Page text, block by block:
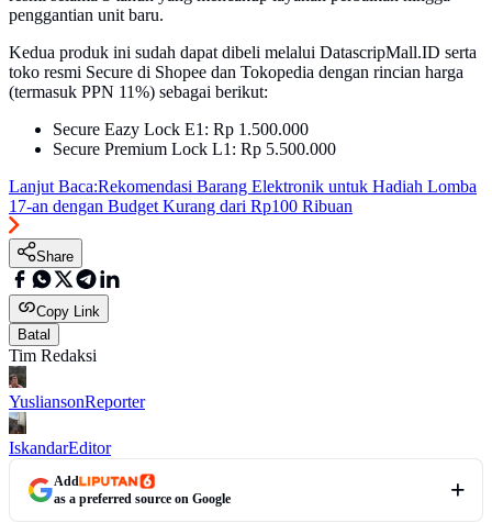
penggantian unit baru.
Kedua produk ini sudah dapat dibeli melalui DatascripMall.ID serta
toko resmi Secure di Shopee dan Tokopedia dengan rincian harga
(termasuk PPN 11%) sebagai berikut:
Secure Eazy Lock E1: Rp 1.500.000
Secure Premium Lock L1: Rp 5.500.000
Lanjut Baca:Rekomendasi Barang Elektronik untuk Hadiah Lomba
17-an dengan Budget Kurang dari Rp100 Ribuan
Share
Copy Link
Batal
Tim Redaksi
YusliansonReporter
IskandarEditor
Add
as a preferred source on Google